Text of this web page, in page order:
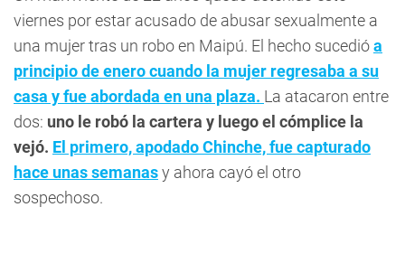
viernes por estar acusado de abusar sexualmente a
una mujer tras un robo en Maipú. El hecho sucedióa
principio de enero cuando la mujer regresaba a su
casa y fue abordada en una plaza. La atacaron entre
dos: uno le robó la cartera y luego el cómplice la
vejó. El primero, apodado Chinche, fue capturado
hace unas semanasy ahora cayó el otro
sospechoso.